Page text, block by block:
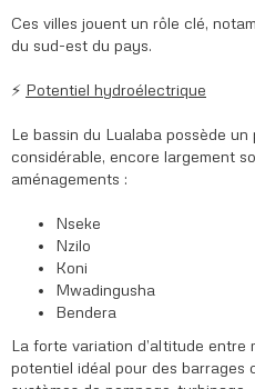
Ces villes jouent un rôle clé,
du sud-est du pays.
⚡ Potentiel hydroélectrique
Le bassin du Lualaba possède
considérable, encore largement
aménagements :
Nseke
Nzilo
Koni
Mwadingusha
Bendera
La forte variation d’altitude
potentiel idéal pour des barrages